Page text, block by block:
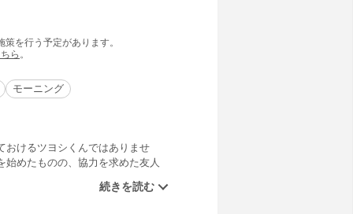
を行う予定があります。
ら 。
モーニング
おけるツヨシくんではありませ
めたものの、協力を求めた友人
の大人気コメディ、第６巻。